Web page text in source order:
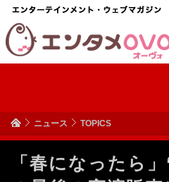
ニュース TOPICS
「春になったら